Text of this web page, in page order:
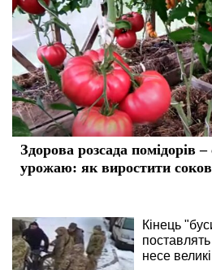
Здорова розсада помідорів
урожаю: як виростити
Кінець
поставлять
несе